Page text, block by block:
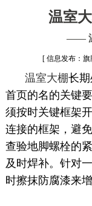
温室
——
[ 信息发布：旗
温室大棚长
首页的名的关键
须按时关键框架
连接的框架，避
查验地脚螺栓的
及时焊补。针对
时擦抹防腐漆来